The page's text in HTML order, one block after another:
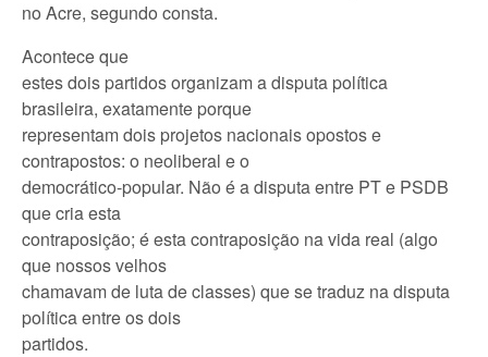
no Acre, segundo consta.
Acontece que
estes dois partidos organizam a disputa política
brasileira, exatamente porque
representam dois projetos nacionais opostos e
contrapostos: o neoliberal e o
democrático-popular. Não é a disputa entre PT e PSDB
que cria esta
contraposição; é esta contraposição na vida real (algo
que nossos velhos
chamavam de luta de classes) que se traduz na disputa
política entre os dois
partidos.